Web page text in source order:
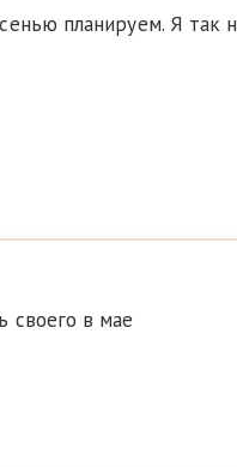
планируем. Я так
своего в мае